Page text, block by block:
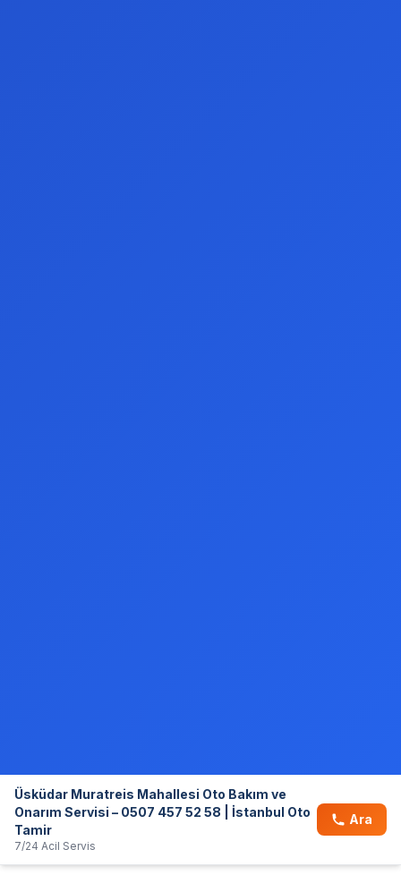
Üsküdar Muratreis Mahallesi Oto Bakım ve
Onarım Servisi – 0507 457 52 58 | İstanbul Oto
Tamir
7/24 Acil Servis
Ara